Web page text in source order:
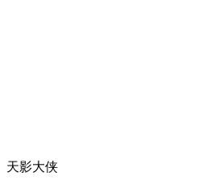
天影大侠